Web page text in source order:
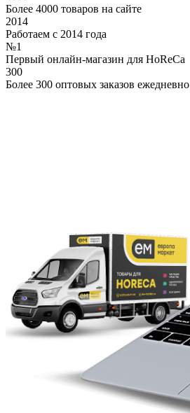
Более 4000 товаров на сайте
2014
Работаем с 2014 года
№1
Первый онлайн-магазин для HoReCa
300
Более 300 оптовых заказов ежедневно